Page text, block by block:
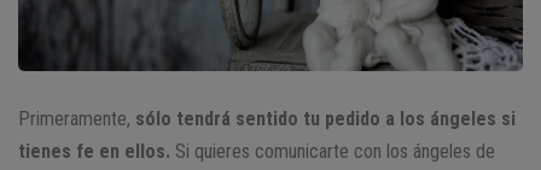
Primeramente, sólo tendrá sentido tu pedido a los ángeles si
tienes fe en ellos. Si quieres comunicarte con los ángeles de